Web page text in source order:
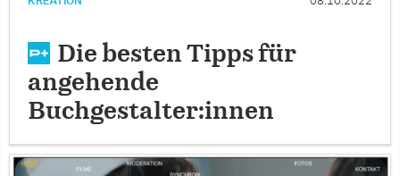
Die besten Tipps für
angehende
Buchgestalter:innen